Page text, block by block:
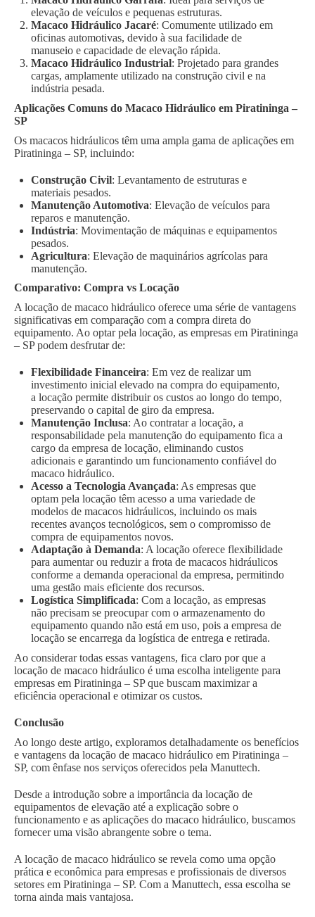
elevação de veículos e pequenas estruturas.
Macaco Hidráulico Jacaré: Comumente utilizado em
oficinas automotivas, devido à sua facilidade de
manuseio e capacidade de elevação rápida.
Macaco Hidráulico Industrial: Projetado para grandes
cargas, amplamente utilizado na construção civil e na
indústria pesada.
Aplicações Comuns do Macaco Hidráulico em Piratininga –
SP
Os macacos hidráulicos têm uma ampla gama de aplicações em
Piratininga – SP, incluindo:
Construção Civil: Levantamento de estruturas e
materiais pesados.
Manutenção Automotiva: Elevação de veículos para
reparos e manutenção.
Indústria: Movimentação de máquinas e equipamentos
pesados.
Agricultura: Elevação de maquinários agrícolas para
manutenção.
Comparativo: Compra vs Locação
A locação de macaco hidráulico oferece uma série de vantagens
significativas em comparação com a compra direta do
equipamento. Ao optar pela locação, as empresas em Piratininga
– SP podem desfrutar de:
Flexibilidade Financeira: Em vez de realizar um
investimento inicial elevado na compra do equipamento,
a locação permite distribuir os custos ao longo do tempo,
preservando o capital de giro da empresa.
Manutenção Inclusa: Ao contratar a locação, a
responsabilidade pela manutenção do equipamento fica a
cargo da empresa de locação, eliminando custos
adicionais e garantindo um funcionamento confiável do
macaco hidráulico.
Acesso a Tecnologia Avançada: As empresas que
optam pela locação têm acesso a uma variedade de
modelos de macacos hidráulicos, incluindo os mais
recentes avanços tecnológicos, sem o compromisso de
compra de equipamentos novos.
Adaptação à Demanda: A locação oferece flexibilidade
para aumentar ou reduzir a frota de macacos hidráulicos
conforme a demanda operacional da empresa, permitindo
uma gestão mais eficiente dos recursos.
Logística Simplificada: Com a locação, as empresas
não precisam se preocupar com o armazenamento do
equipamento quando não está em uso, pois a empresa de
locação se encarrega da logística de entrega e retirada.
Ao considerar todas essas vantagens, fica claro por que a
locação de macaco hidráulico é uma escolha inteligente para
empresas em Piratininga – SP que buscam maximizar a
eficiência operacional e otimizar os custos.
Conclusão
Ao longo deste artigo, exploramos detalhadamente os benefícios
e vantagens da locação de macaco hidráulico em Piratininga –
SP, com ênfase nos serviços oferecidos pela Manuttech.
Desde a introdução sobre a importância da locação de
equipamentos de elevação até a explicação sobre o
funcionamento e as aplicações do macaco hidráulico, buscamos
fornecer uma visão abrangente sobre o tema.
A locação de macaco hidráulico se revela como uma opção
prática e econômica para empresas e profissionais de diversos
setores em Piratininga – SP. Com a Manuttech, essa escolha se
torna ainda mais vantajosa.